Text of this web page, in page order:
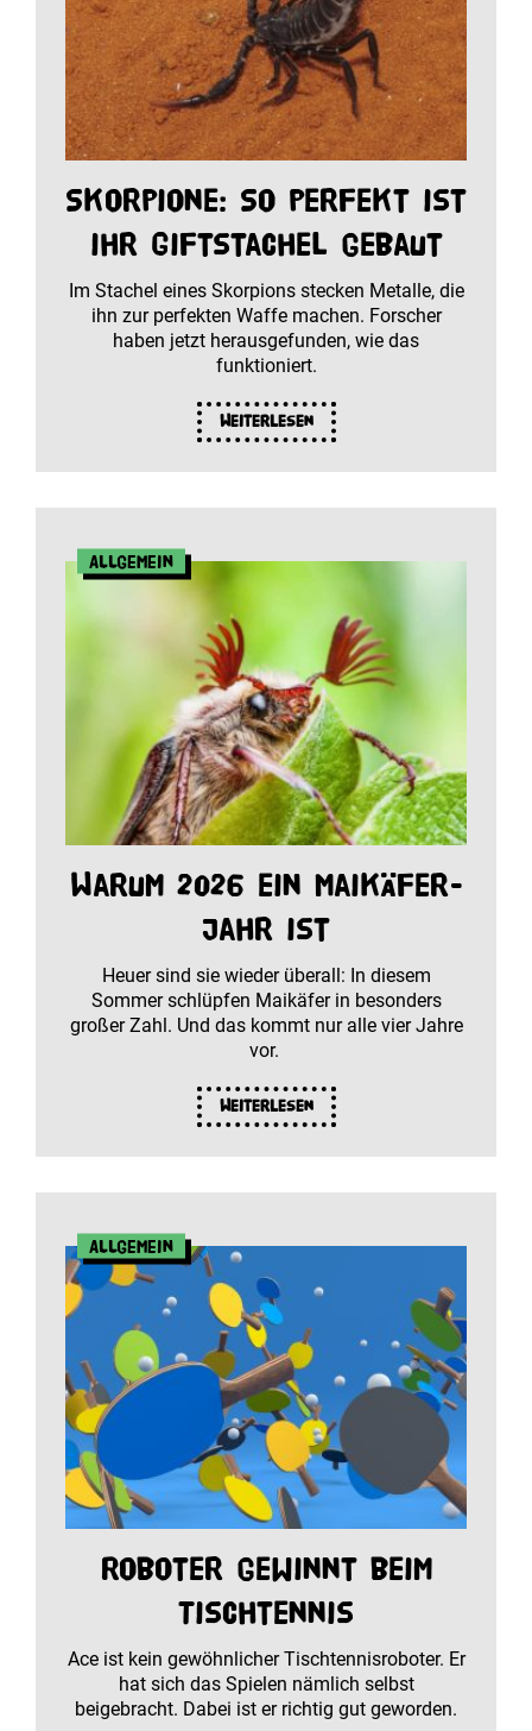
Skorpione: So perfekt ist
ihr Giftstachel gebaut
Im Stachel eines Skorpions stecken Metalle, die
ihn zur perfekten Waffe machen. Forscher
haben jetzt herausgefunden, wie das
funktioniert.
Weiterlesen
Allgemein
Warum 2026 ein Maikäfer-
Jahr ist
Heuer sind sie wieder überall: In diesem
Sommer schlüpfen Maikäfer in besonders
großer Zahl. Und das kommt nur alle vier Jahre
vor.
Weiterlesen
Allgemein
Roboter gewinnt beim
Tischtennis
Ace ist kein gewöhnlicher Tischtennisroboter. Er
hat sich das Spielen nämlich selbst
beigebracht. Dabei ist er richtig gut geworden.